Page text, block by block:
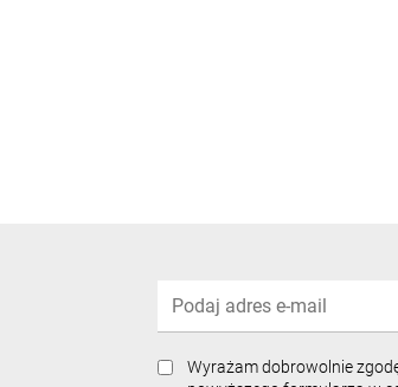
Wyrażam dobrowolnie